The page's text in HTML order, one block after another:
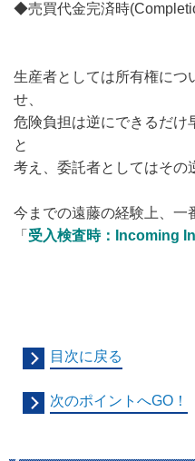
◆売買代金完済時
生産者としては所有権につ
せ、
危険負担は逆にできるだけ
と
考え、委託者としてはその
今までの遠藤の経験上、一
「 受入検査時：Incoming
目次に戻る
次のポイントへGO！